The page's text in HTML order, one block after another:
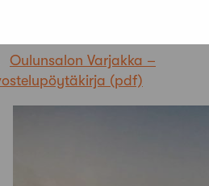
Oulunsalon Varjakka –